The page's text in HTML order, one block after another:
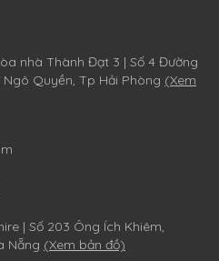
nhà Thành Đạt 3 | Số 4 Đường
Quyền, Tp Hải Phòng (Xem
| Số 203 Ông Ích Khiêm,
Nẵng (Xem bản đồ)